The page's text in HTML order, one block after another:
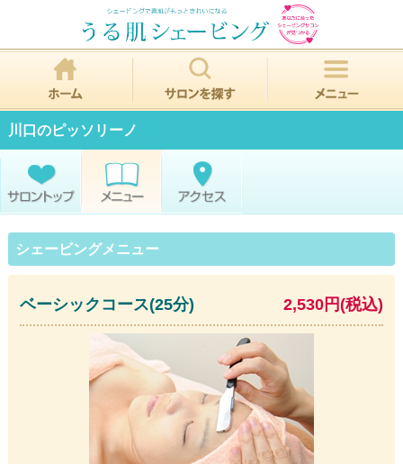
川口のピッソリーノ
シェービングメニュー
ベーシックコース(25分) 2,530円(税込)